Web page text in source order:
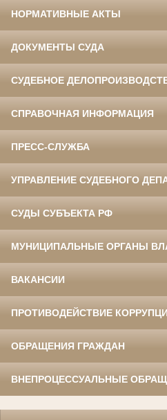
НОРМАТИВНЫЕ АКТЫ
ДОКУМЕНТЫ СУДА
СУДЕБНОЕ
СПРАВОЧНАЯ ИНФОРМАЦИЯ
ПРЕСС-СЛУЖБА
УПРАВЛЕНИЕ СУДЕБНОГО
СУДЫ СУБЪЕКТА РФ
МУНИЦИПАЛЬНЫЕ ОРГАНЫ
ВАКАНСИИ
ПРОТИВОДЕЙСТВИЕ
ОБРАЩЕНИЯ ГРАЖДАН
ВНЕПРОЦЕССУАЛЬНЫЕ